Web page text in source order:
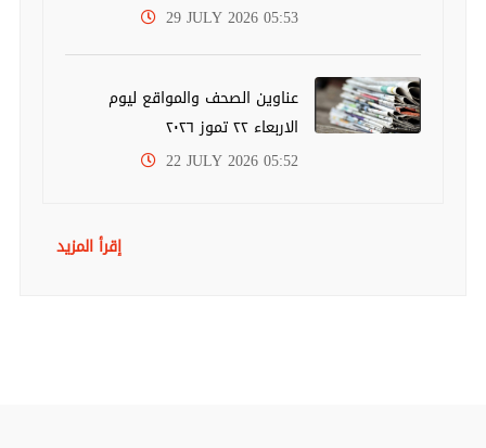
29 JULY 2026 05:53
عناوين الصحف والمواقع ليوم
الاربعاء ٢٢ تموز ٢٠٢٦
22 JULY 2026 05:52
إقرأ المزيد